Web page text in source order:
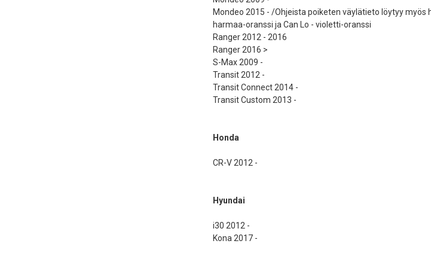
Mondeo 2015 - /Ohjeista poiketen väylätieto löytyy myös
harmaa-oranssi ja Can Lo - violetti-oranssi
Ranger 2012 - 2016
Ranger 2016 >
S-Max 2009 -
Transit 2012 -
Transit Connect 2014 -
Transit Custom 2013 -
Honda
CR-V 2012 -
Hyundai
i30 2012 -
Kona 2017 -